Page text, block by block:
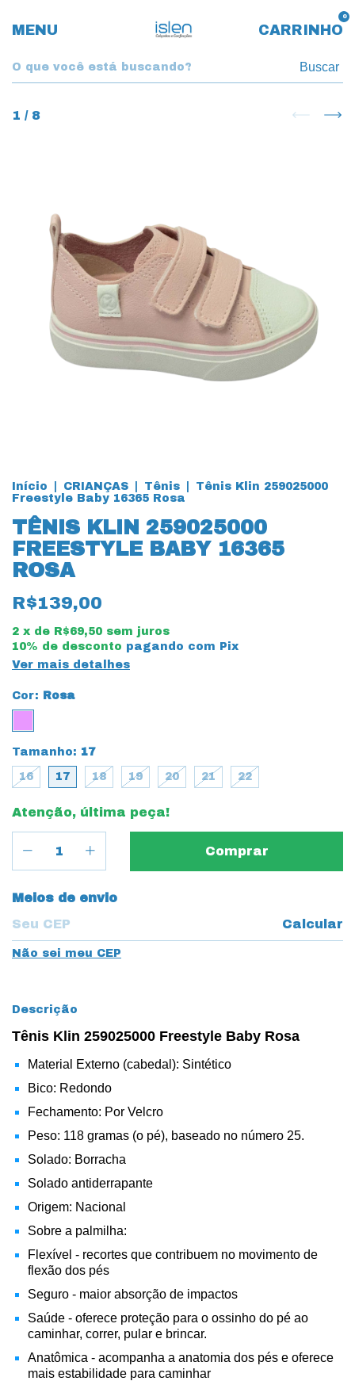
MENU CARRINHO
0
Buscar
1 / 8
Início CRIANÇAS Tênis
Tênis Klin 259025000
Freestyle Baby 16365 Rosa
TÊNIS KLIN 259025000
FREESTYLE BABY 16365
ROSA
R$139,00
2 x de R$69,50 sem juros
10% de desconto pagando com Pix
Ver mais detalhes
Cor: Rosa
Tamanho: 17
16 17 18 19 20 21 22
Atenção, última peça!
Entregas para o CEP:
Meios de envio
Calcular
Não sei meu CEP
Descrição
Tênis Klin 259025000 Freestyle Baby Rosa
Material Externo (cabedal): Sintético
Bico: Redondo
Fechamento: Por Velcro
Peso: 118 gramas (o pé), baseado no número 25.
Solado: Borracha
Solado antiderrapante
Origem: Nacional
Sobre a palmilha:
Flexível - recortes que contribuem no movimento de
flexão dos pés
Seguro - maior absorção de impactos
Saúde - oferece proteção para o ossinho do pé ao
caminhar, correr, pular e brincar.
Anatômica - acompanha a anatomia dos pés e oferece
mais estabilidade para caminhar